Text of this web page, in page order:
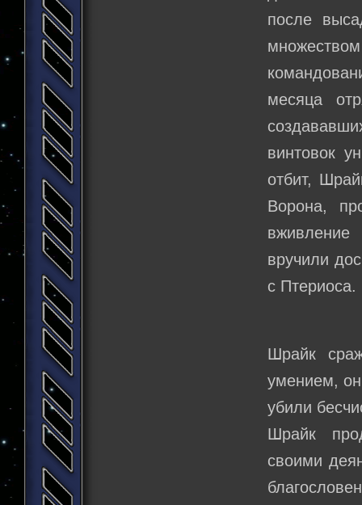
после
месяца
винтовок
отбит,
Ворона,
вживление
вручили
с Птериоса.
Шрайк
умением,
убили
Шрайк
своими